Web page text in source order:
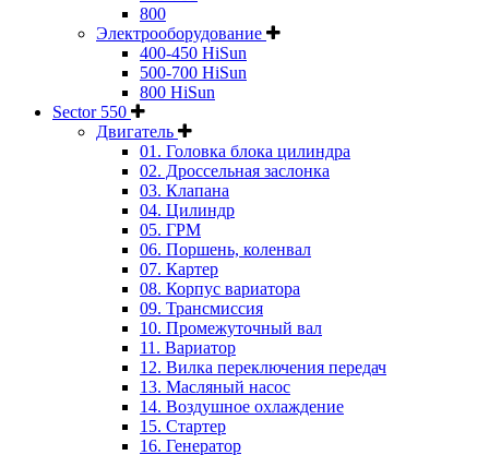
800
Электрооборудование
400-450 HiSun
500-700 HiSun
800 HiSun
Sector 550
Двигатель
01. Головка блока цилиндра
02. Дроссельная заслонка
03. Клапана
04. Цилиндр
05. ГРМ
06. Поршень, коленвал
07. Картер
08. Корпус вариатора
09. Трансмиссия
10. Промежуточный вал
11. Вариатор
12. Вилка переключения передач
13. Масляный насос
14. Воздушное охлаждение
15. Стартер
16. Генератор